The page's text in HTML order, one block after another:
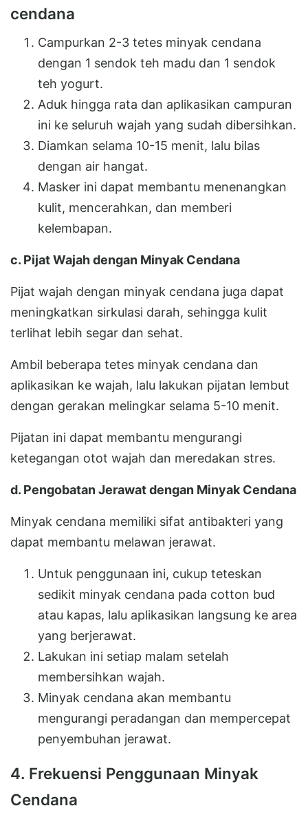
cendana
Campurkan 2-3 tetes minyak cendana
dengan 1 sendok teh madu dan 1 sendok
teh yogurt.
Aduk hingga rata dan aplikasikan campuran
ini ke seluruh wajah yang sudah dibersihkan.
Diamkan selama 10-15 menit, lalu bilas
dengan air hangat.
Masker ini dapat membantu menenangkan
kulit, mencerahkan, dan memberi
kelembapan.
c. Pijat Wajah dengan Minyak Cendana
Pijat wajah dengan minyak cendana juga dapat
meningkatkan sirkulasi darah, sehingga kulit
terlihat lebih segar dan sehat.
Ambil beberapa tetes minyak cendana dan
aplikasikan ke wajah, lalu lakukan pijatan lembut
dengan gerakan melingkar selama 5-10 menit.
Pijatan ini dapat membantu mengurangi
ketegangan otot wajah dan meredakan stres.
d. Pengobatan Jerawat dengan Minyak Cendana
Minyak cendana memiliki sifat antibakteri yang
dapat membantu melawan jerawat.
Untuk penggunaan ini, cukup teteskan
sedikit minyak cendana pada cotton bud
atau kapas, lalu aplikasikan langsung ke area
yang berjerawat.
Lakukan ini setiap malam setelah
membersihkan wajah.
Minyak cendana akan membantu
mengurangi peradangan dan mempercepat
penyembuhan jerawat.
4. Frekuensi Penggunaan Minyak
Cendana